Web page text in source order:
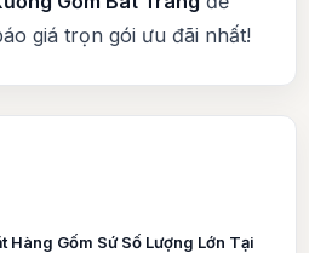
giá trọn gói ưu đãi nhất!
Hàng Gốm Sứ Số Lượng Lớn Tại